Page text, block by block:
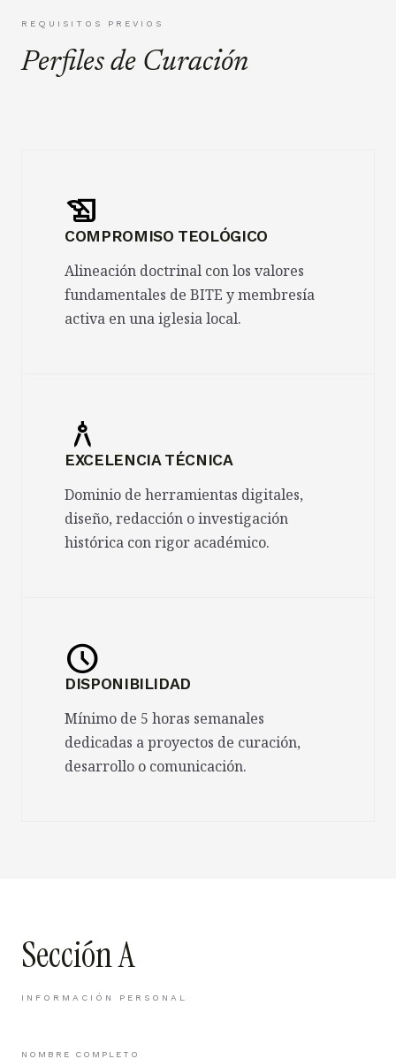
REQUISITOS PREVIOS
Perfiles de Curación
history_edu
COMPROMISO TEOLÓGICO
Alineación doctrinal con los valores
fundamentales de BITE y membresía
activa en una iglesia local.
architecture
EXCELENCIA TÉCNICA
Dominio de herramientas digitales,
diseño, redacción o investigación
histórica con rigor académico.
schedule
DISPONIBILIDAD
Mínimo de 5 horas semanales
dedicadas a proyectos de curación,
desarrollo o comunicación.
Sección A
INFORMACIÓN PERSONAL
NOMBRE COMPLETO